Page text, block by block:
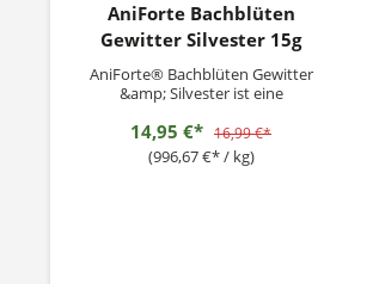
AniForte Bachblüten
Gewitter Silvester 15g
AniForte® Bachblüten Gewitter
&amp; Silvester ist eine
Katzen, Kleintiere und Pferde.Sie
werden aus natürlichen,
pflanzlichen und hochwertigen
14,95 €* 16,99 €*
(996,67 €* / kg)